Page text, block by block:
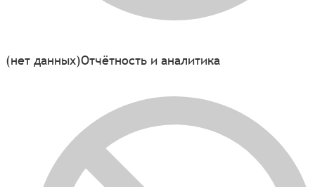
(нет данных)Отчётность и аналитика